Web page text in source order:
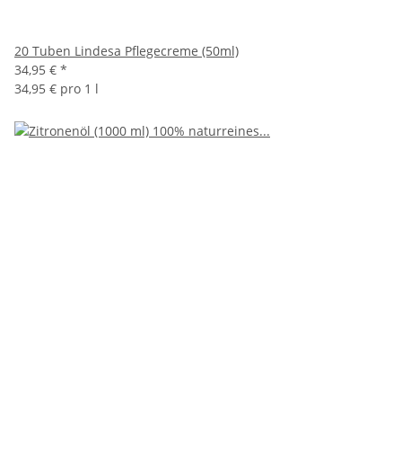
20 Tuben Lindesa Pflegecreme (50ml)
34,95 € *
34,95 € pro 1 l